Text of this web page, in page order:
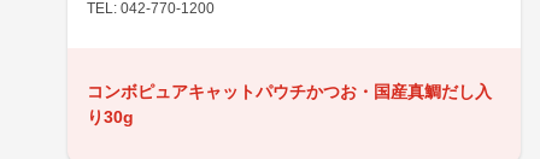
TEL: 042-770-1200
コンボピュアキャットパウチかつお・国産真鯛だし入
り30g